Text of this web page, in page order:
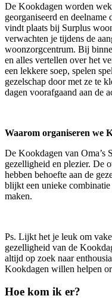
De Kookdagen worden
georganiseerd en
vindt plaats bij Surplus
verwachten je tijdens de
woonzorgcentrum. Bij
en alles vertellen over het
een lekkere soep, spelen
gezelschap door met ze te
dagen voorafgaand aan de
Waarom organiseren we
De Kookdagen van Oma’s
gezelligheid en plezier. De
hebben behoefte aan de
blijkt een unieke
maken.
Ps. Lijkt het je leuk om
gezelligheid van de
altijd op zoek naar
Kookdagen willen helpen
Hoe kom ik er?